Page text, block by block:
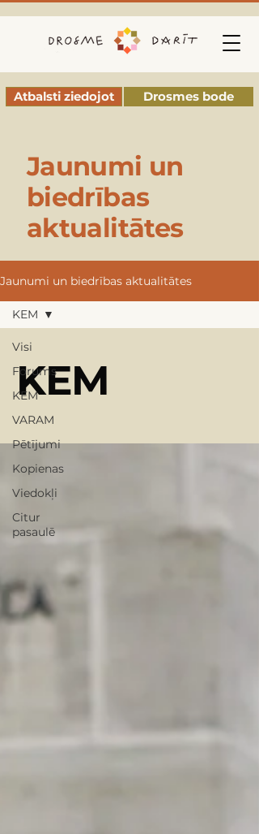
Atbalsti ziedojot Drosmes bode
Jaunumi un
biedrības
aktualitātes
Jaunumi un biedrības aktualitātes
Visi
Forums
KEM
VARAM
Pētījumi
Kopienas
Viedokļi
Citur
pasaulē
KEM
KEM